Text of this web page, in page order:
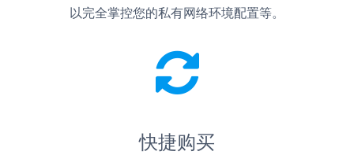
以完全掌控您的私有网络环境配置等。
快捷购买